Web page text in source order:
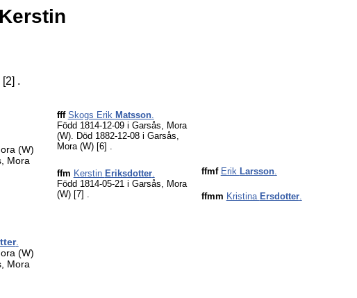
[2] .
(W)
Mora
fff Skogs Erik Matsson.
Född 1814-12-09 i Garsås, Mora
(W). Död 1882-12-08 i Garsås,
Mora (W) [6] .
ffm Kerstin Eriksdotter.
Född 1814-05-21 i Garsås, Mora
(W) [7] .
ffmf Erik Larsson.
ffmm Kristina Ersdotter.
.
(W)
Mora